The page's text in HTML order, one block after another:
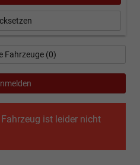
ist leider nicht
Fahrzeuge (0)